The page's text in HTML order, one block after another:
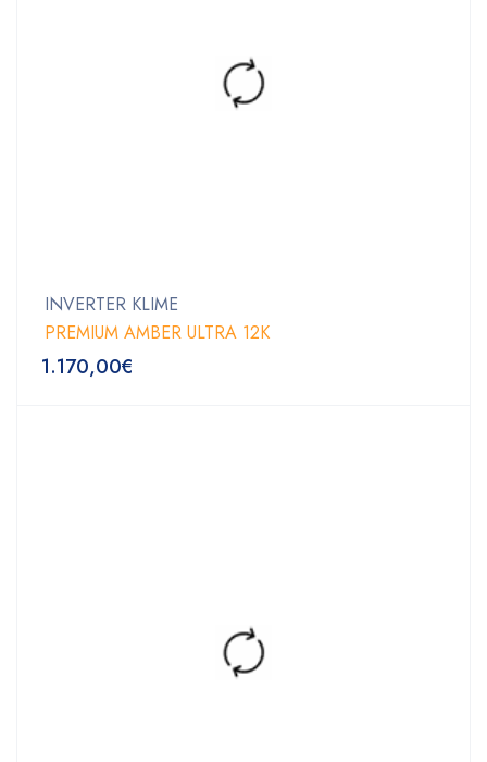
INVERTER KLIME
PREMIUM AMBER ULTRA 12K
1.170,00€